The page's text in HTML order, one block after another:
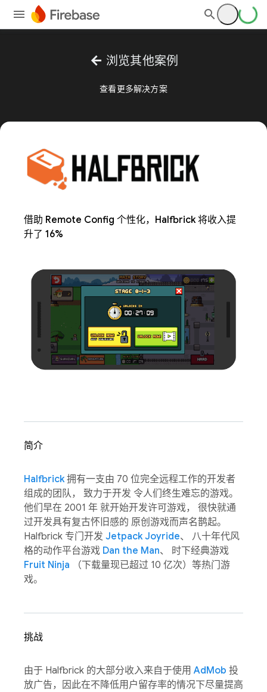
arrow_back 浏览其他案例
查看更多解决方案
借助 Remote Config 个性化，Halfbrick 将收入提
升了 16%
简介
Halfbrick拥有一支由 70 位完全远程工作的开发者
组成的团队， 致力于开发 令人们终生难忘的游戏。
他们早在 2001 年 就开始开发许可游戏， 很快就通
过开发具有复古怀旧感的 原创游戏而声名鹊起。
Halfbrick 专门开发 Jetpack Joyride、 八十年代风
格的动作平台游戏 Dan the Man、 时下经典游戏
Fruit Ninja （下载量现已超过 10 亿次）等热门游
戏。
挑战
由于 Halfbrick 的大部分收入来自于使用 AdMob 投
放广告，因此在不降低用户留存率的情况下尽量提高